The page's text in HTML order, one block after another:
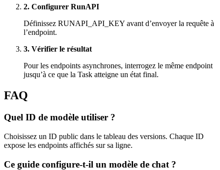
2. Configurer RunAPI
Définissez RUNAPI_API_KEY avant d’envoyer la requête à
l’endpoint.
3. Vérifier le résultat
Pour les endpoints asynchrones, interrogez le même endpoint
jusqu’à ce que la Task atteigne un état final.
FAQ
Quel ID de modèle utiliser ?
Choisissez un ID public dans le tableau des versions. Chaque ID
expose les endpoints affichés sur sa ligne.
Ce guide configure-t-il un modèle de chat ?